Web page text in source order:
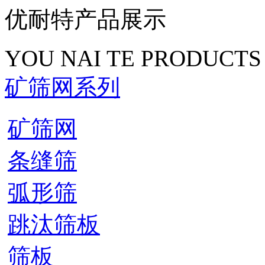
优耐特产品展示
YOU NAI TE PRODUCTS
矿筛网系列
矿筛网
条缝筛
弧形筛
跳汰筛板
筛板